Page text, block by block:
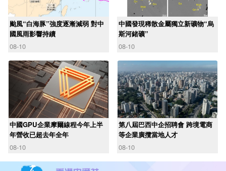
颱風“白海豚”強度逐漸減弱 對中
國風雨影響持續
08-10
中國發現稀散金屬獨立新礦物“烏
斯河鍺礦”
08-10
中國GPU企業摩爾線程今年上半
年營收已超去年全年
08-10
第八屆巴西中企招聘會 跨境電商
等企業廣攬當地人才
08-10